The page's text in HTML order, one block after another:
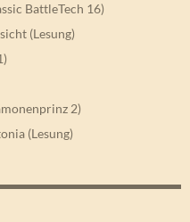
BattleTech 16)
(Lesung)
2)
(Lesung)